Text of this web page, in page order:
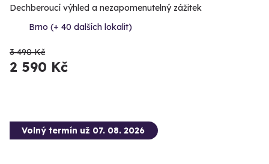
Dechberoucí výhled a nezapomenutelný zážitek
Brno (+ 40 dalších lokalit)
3 490 Kč
2 590 Kč
Volný termín už 07. 08. 2026